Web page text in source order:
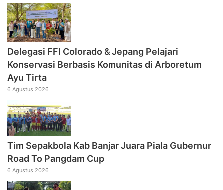
Delegasi FFI Colorado & Jepang Pelajari
Konservasi Berbasis Komunitas di Arboretum
Ayu Tirta
6 Agustus 2026
Tim Sepakbola Kab Banjar Juara Piala Gubernur
Road To Pangdam Cup
6 Agustus 2026